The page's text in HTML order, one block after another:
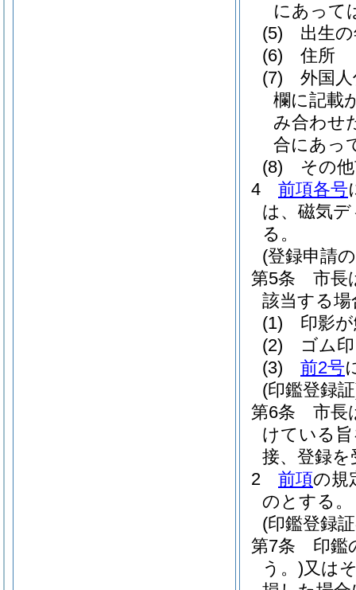
にあって
(5)
出生
(6)
住所
(7)
外国
欄に記載
み合わせ
合にあっ
(8)
その
4
前項各号
は、磁気
る。
(登録申請
第5条
市長
該当する
(1)
印影
(2)
ゴム
(3)
前2号
(印鑑登録
第6条
市長
けている
接、登録
2
前項の規
のとする。
(印鑑登録
第7条
印鑑
う。)又は